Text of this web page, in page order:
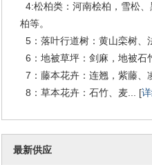
4:松柏类：河南桧柏，雪松
柏等。
5：落叶行道树：黄山栾树、
6：地被草坪：剑麻，地被石
7：藤本花卉：连翘，紫藤、
8：草本花卉：石竹、麦... [
最新供应